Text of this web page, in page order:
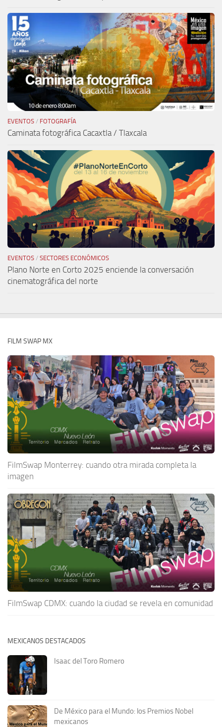
EVENTOS / FOTOGRAFÍA
Caminata fotográfica Cacaxtla / Tlaxcala
EVENTOS / SECTORES ECONÓMICOS
Plano Norte en Corto 2025 enciende la conversación
cinematográfica del norte
FILM SWAP MX
FilmSwap Monterrey: cuando otra mirada completa la
imagen
FilmSwap CDMX: cuando la ciudad se revela en comunidad
MEXICANOS DESTACADOS
Isaac del Toro Romero
De México para el Mundo: los Premios Nobel
mexicanos